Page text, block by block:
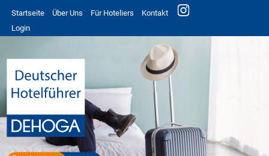
Startseite Über Uns Für Hoteliers
Kontakt
Login